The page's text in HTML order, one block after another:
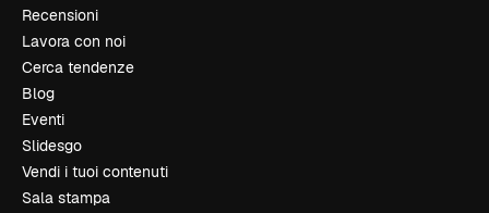
Recensioni
Lavora con noi
Cerca tendenze
Blog
Eventi
Slidesgo
Vendi i tuoi contenuti
Sala stampa